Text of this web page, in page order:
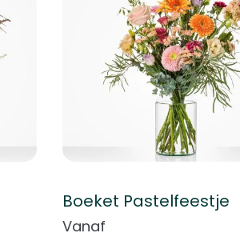
Boeket Pastelfeestje
Vanaf